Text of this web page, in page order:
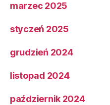
marzec 2025
styczeń 2025
grudzień 2024
listopad 2024
październik 2024